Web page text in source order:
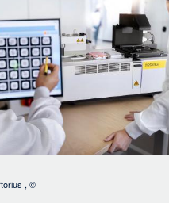
, ©